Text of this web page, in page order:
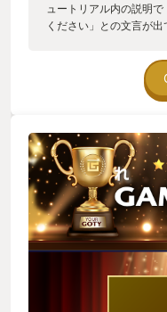
ュートリアル内の説明
ください」との文言が
の…そんなことありまし
操作して進めていくこ
状を送ってきた男が1人
資料を活用しながら解
うちにその存在が明ら
代。 パズルを解くこと
り、最終的に招待状を
ヤーが操作する女性は
か、ということがわか
ないと最後のストーリ
後のパズルは本当に紙
ます。 みなさんもぜひ